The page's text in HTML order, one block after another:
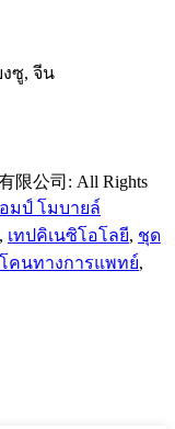
งซู, จีน
限公司: All Rights
มป์ โมบายล์
, เทปคิเนซิโอโลยี, ชุด
คนทางการแพทย์,